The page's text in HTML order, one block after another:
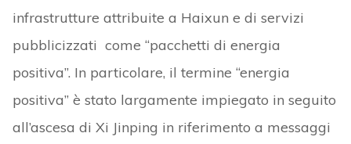
infrastrutture attribuite a Haixun e di servizi
pubblicizzati come “pacchetti di energia
positiva”. In particolare, il termine “energia
positiva” è stato largamente impiegato in seguito
all’ascesa di Xi Jinping in riferimento a messaggi